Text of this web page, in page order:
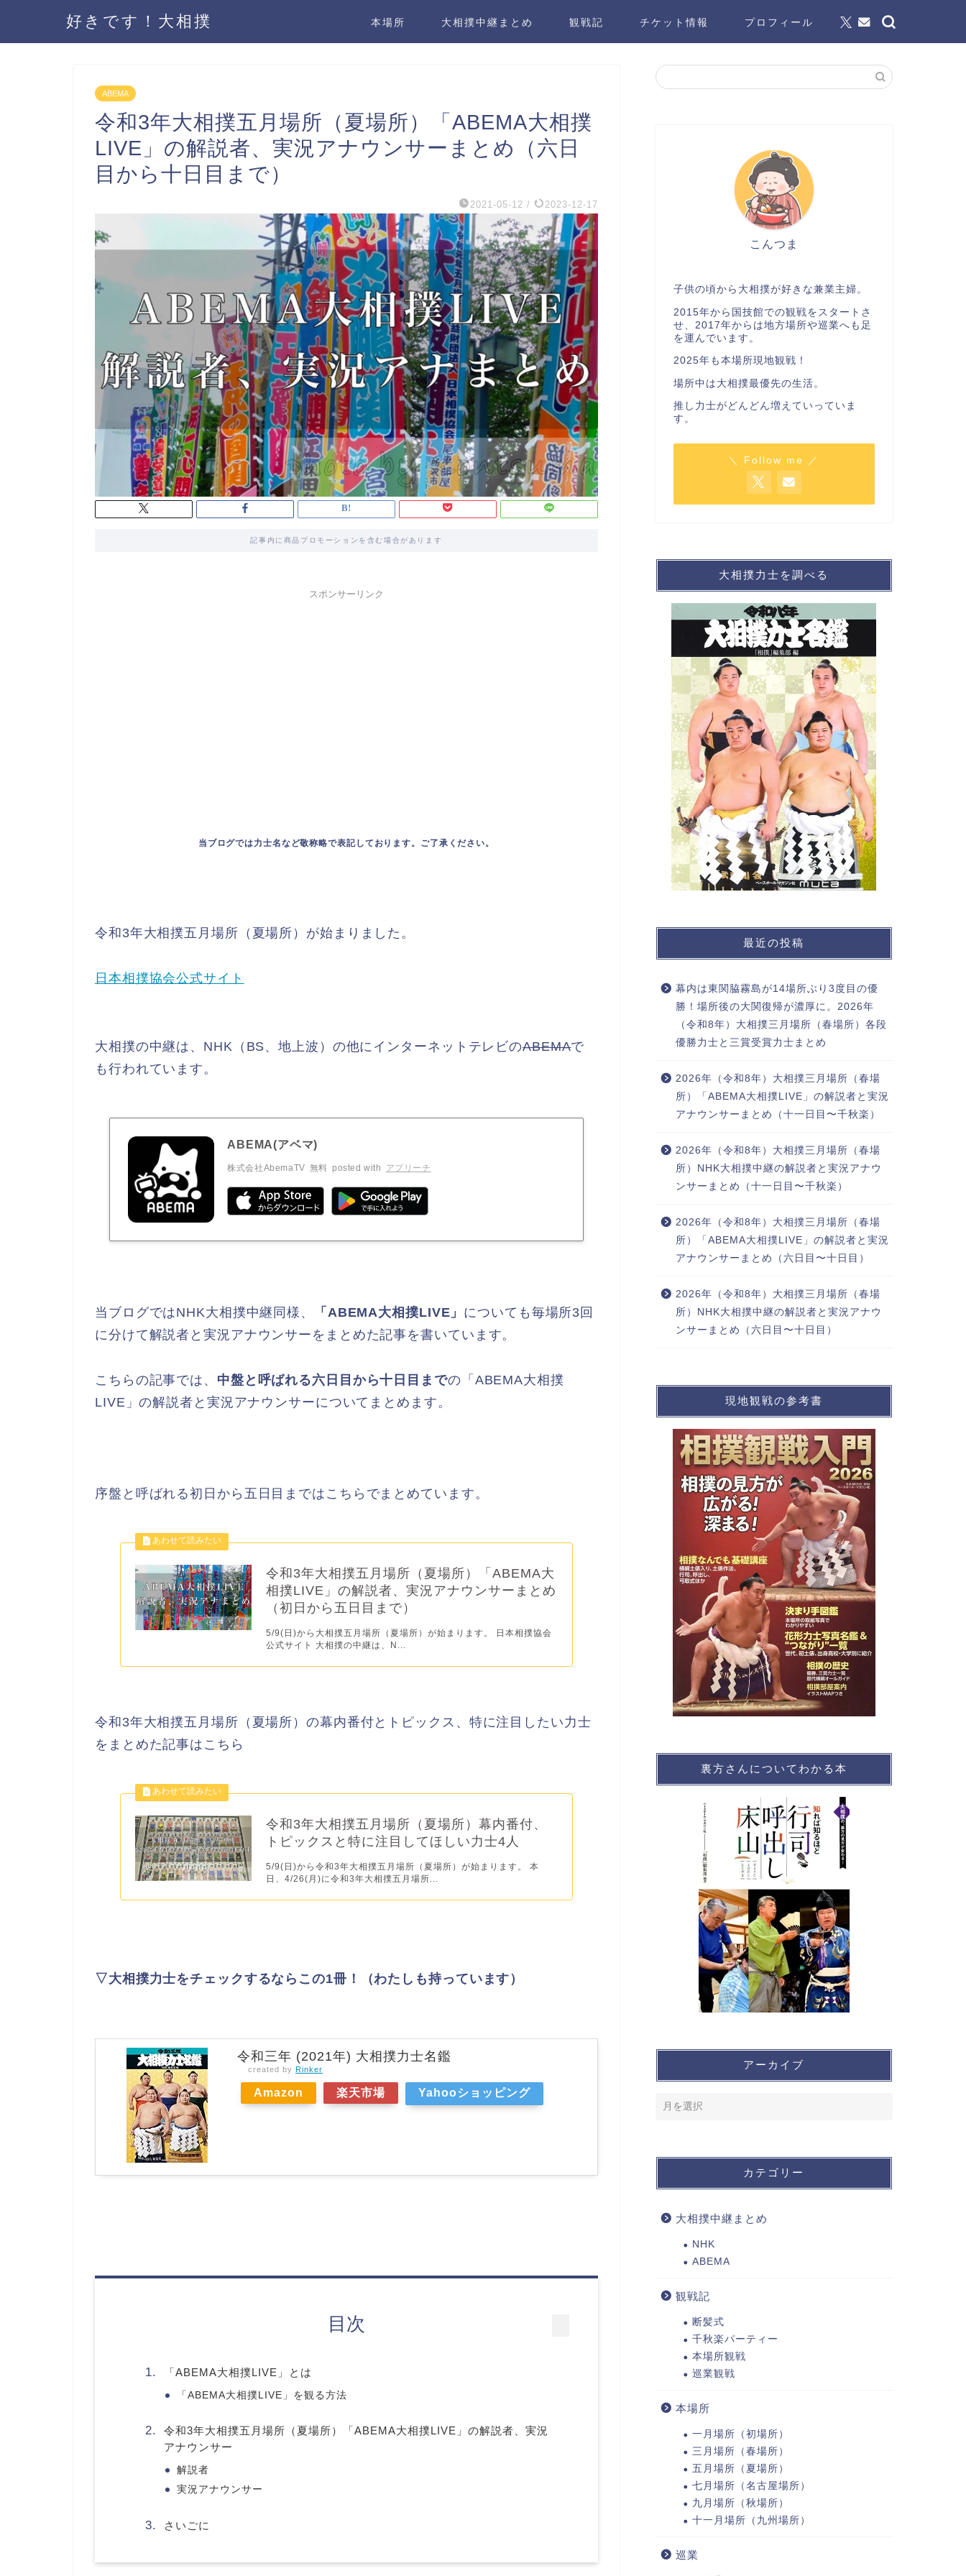
好きです！大相撲 本場所 大相撲中継まとめ 観戦記 チケット情報 プロフィール
ABEMA
令和3年大相撲五月場所（夏場所）「ABEMA大相撲
LIVE」の解説者、実況アナウンサーまとめ（六日
目から十日目まで）
2021-05-12 / 2023-12-17
記事内に商品プロモーションを含む場合があります
スポンサーリンク
当ブログでは力士名など敬称略で表記しております。ご了承ください。
令和3年大相撲五月場所（夏場所）が始まりました。
日本相撲協会公式サイト
大相撲の中継は、NHK（BS、地上波）の他にインターネットテレビのABEMAで
も行われています。
ABEMA(アベマ)
株式会社AbemaTV 無料 posted with アプリーチ
当ブログではNHK大相撲中継同様、 「ABEMA大相撲LIVE」 についても毎場所3回
に分けて解説者と実況アナウンサーをまとめた記事を書いています。
こちらの記事では、 中盤と呼ばれる六日目から十日目までの「ABEMA大相撲
LIVE」の解説者と実況アナウンサーについてまとめます。
序盤と呼ばれる初日から五日目まではこちらでまとめています。
令和3年大相撲五月場所（夏場所）「ABEMA大
相撲LIVE」の解説者、実況アナウンサーまとめ
（初日から五日目まで）
5/9(日)から大相撲五月場所（夏場所）が始まります。 日本相撲協会
公式サイト 大相撲の中継は、N...
令和3年大相撲五月場所（夏場所）の幕内番付とトピックス、特に注目したい力士
をまとめた記事はこちら
令和3年大相撲五月場所（夏場所）幕内番付、
トピックスと特に注目してほしい力士4人
5/9(日)から令和3年大相撲五月場所（夏場所）が始まります。 本
日、4/26(月)に令和3年大相撲五月場所...
▽大相撲力士をチェックするならこの1冊！（わたしも持っています）
令和三年 (2021年) 大相撲力士名鑑
created by Rinker
Amazon 楽天市場 Yahooショッピング
目次
「ABEMA大相撲LIVE」とは
「ABEMA大相撲LIVE」を観る方法
令和3年大相撲五月場所（夏場所）「ABEMA大相撲LIVE」の解説者、実況
アナウンサー
解説者
実況アナウンサー
さいごに
こんつま
子供の頃から大相撲が好きな兼業主婦。
2015年から国技館での観戦をスタートさ
せ、2017年からは地方場所や巡業へも足
を運んでいます。
2025年も本場所現地観戦！
場所中は大相撲最優先の生活。
推し力士がどんどん増えていっていま
す。
＼ Follow me ／
大相撲力士を調べる
最近の投稿
幕内は東関脇霧島が14場所ぶり3度目の優
勝！場所後の大関復帰が濃厚に。2026年
（令和8年）大相撲三月場所（春場所）各段
優勝力士と三賞受賞力士まとめ
2026年（令和8年）大相撲三月場所（春場
所）「ABEMA大相撲LIVE」の解説者と実況
アナウンサーまとめ（十一日目〜千秋楽）
2026年（令和8年）大相撲三月場所（春場
所）NHK大相撲中継の解説者と実況アナウ
ンサーまとめ（十一日目〜千秋楽）
2026年（令和8年）大相撲三月場所（春場
所）「ABEMA大相撲LIVE」の解説者と実況
アナウンサーまとめ（六日目〜十日目）
2026年（令和8年）大相撲三月場所（春場
所）NHK大相撲中継の解説者と実況アナウ
ンサーまとめ（六日目〜十日目）
現地観戦の参考書
裏方さんについてわかる本
アーカイブ
カテゴリー
大相撲中継まとめ
NHK
ABEMA
観戦記
断髪式
千秋楽パーティー
本場所観戦
巡業観戦
本場所
一月場所（初場所）
三月場所（春場所）
五月場所（夏場所）
七月場所（名古屋場所）
九月場所（秋場所）
十一月場所（九州場所）
巡業